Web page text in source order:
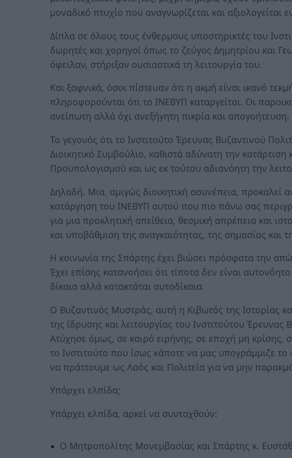
μοναδικό πτυχίο που αναγνωρίζεται και αξιολογείται
Δίπλα σε όλους τους ένθερμους υποστηρικτές του
δωρητές και χορηγοί όπως το ζεύγος Δημητρίου και
όφειλαν, στήριξαν ουσιαστικά τη λειτουργία του.
Και ξαφνικά, όσοι πίστευαν ότι η ακμή είναι ικανό
πληροφορούνται ότι το ΙΝΕΒΥΠ καταργείται. Οι
ανείπωτη αλλά όχι ανεξήγητη πικρία και απογοήτευση.
Το γεγονός ότι το Ινστιτούτο Έρευνας Βυζαντινού
Διοικητικό Συμβούλιο, καθιστά αδύνατη την κατάρτιση
Προϋπολογισμού και ως εκ τούτου αδιανόητη την
Δηλαδή. Μια, αμιγώς διοικητική ασυνέπεια, προκαλεί
κατάργηση του ΙΝΕΒΥΠ αυτού που πιο πάνω σας
για μια προκλητική απείθεια, θεσμική απρέπεια και
και υποβάθμιση της αναγκαιότητας, της σημασίας και
Η κοινωνία της Σπάρτης έχει βιώσει πρόσφατα την
Έχει επίσης κατανοήσει ότι τίποτα δεν είναι
δίκαια αλλά κατακτάται αυτοδίκαια.
Ο Βυζαντινός Μυστράς, αυτή η Κιβωτός της Ιστορίας
της ίδρυσης και λειτουργίας του Ινστιτούτου Έρευνας
Ατύχησε όμως, σε καιρό ειρήνης, σε εποχή μη κρίσης,
το Ινστιτούτο που ίσως κάποτε να μας υπογράμμιζε το
να πράττουμε ως Λαός και Πολιτεία για να μην
Υπάρχει ελπίδα;
Υπάρχει ελπίδα, αρκεί να συνταχθούν:
Ο Μητροπολίτης Μονεμβασίας και Σπάρτης κ.